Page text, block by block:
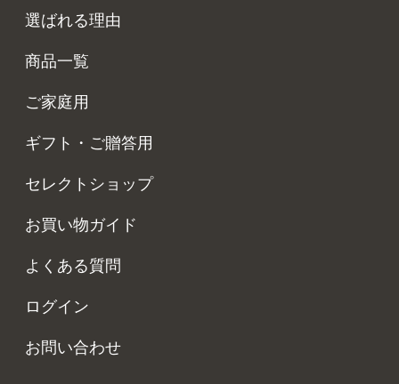
選ばれる理由
商品一覧
ご家庭用
ギフト・ご贈答用
セレクトショップ
お買い物ガイド
よくある質問
ログイン
お問い合わせ